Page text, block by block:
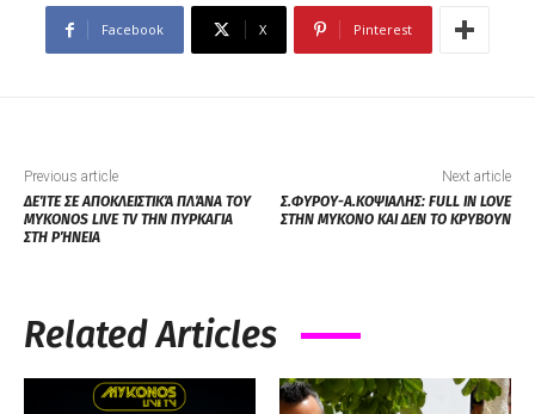
Facebook X Pinterest
Previous article
ΔΕΊΤΕ ΣΕ ΑΠΟΚΛΕΙΣΤΙΚΆ ΠΛΆΝΑ ΤΟΥ
MYKONOS LIVE TV ΤΗΝ ΠΥΡΚΑΓΙΑ
ΣΤΗ ΡΉΝΕΙΑ
Next article
Σ.ΦΥΡΟΥ-Α.ΚΟΨΙΑΛΗΣ: FULL IN LOVE
ΣΤΗΝ ΜΥΚΟΝΟ ΚΑΙ ΔΕΝ ΤΟ ΚΡΥΒΟΥΝ
Related Articles